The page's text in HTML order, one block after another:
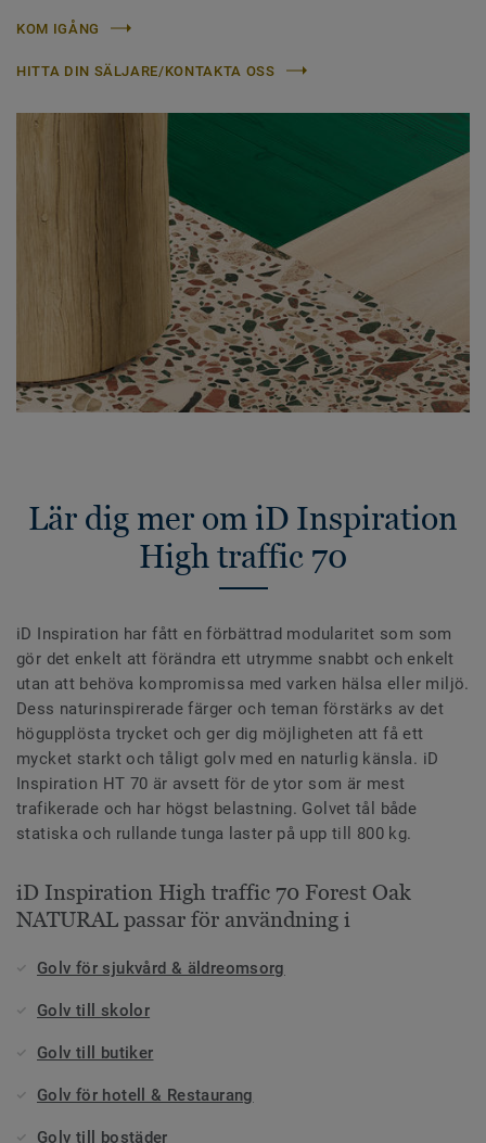
KOM IGÅNG
HITTA DIN SÄLJARE/KONTAKTA OSS
Lär dig mer om iD Inspiration
High traffic 70
iD Inspiration har fått en förbättrad modularitet som som
gör det enkelt att förändra ett utrymme snabbt och enkelt
utan att behöva kompromissa med varken hälsa eller miljö.
Dess naturinspirerade färger och teman förstärks av det
högupplösta trycket och ger dig möjligheten att få ett
mycket starkt och tåligt golv med en naturlig känsla. iD
Inspiration HT 70 är avsett för de ytor som är mest
trafikerade och har högst belastning. Golvet tål både
statiska och rullande tunga laster på upp till 800 kg.
iD Inspiration High traffic 70 Forest Oak
NATURAL passar för användning i
Golv för sjukvård & äldreomsorg
Golv till skolor
Golv till butiker
Golv för hotell & Restaurang
Golv till bostäder